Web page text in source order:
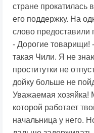
стране прокатилась
его поддержку. На
слово предоставили
- Дорогие товарищи!
такая Чили. Я не
проститутки не
дойку больше не
Уважаемая хозяйка!
которой работает
начальница у него.